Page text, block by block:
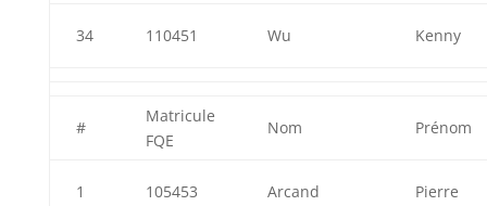
34 110451 Wu Kenny
#
Matricule
FQE
Nom Prénom
1 105453 Arcand Pierre